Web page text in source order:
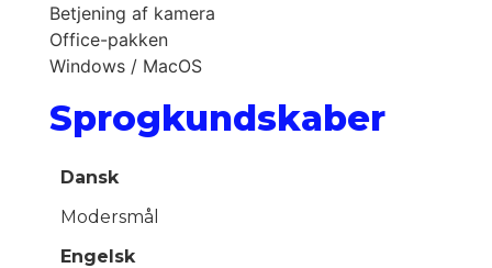
Betjening af kamera
Office-pakken
Windows / MacOS
Sprogkundskaber
Dansk
Modersmål
Engelsk